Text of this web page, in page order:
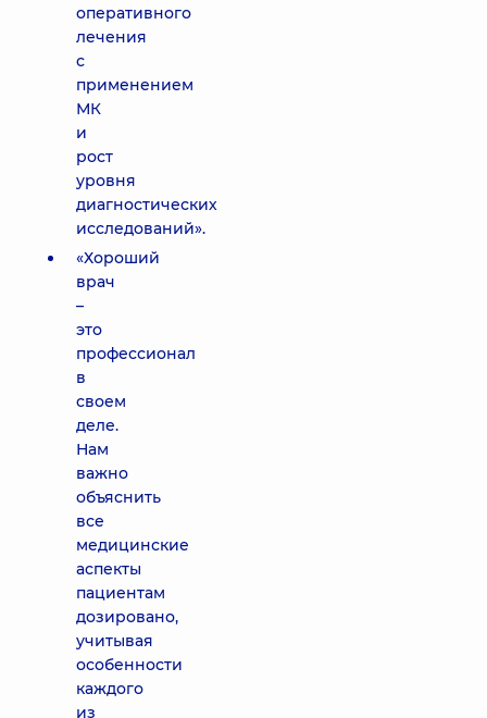
оперативного
лечения
с
применением
МК
и
рост
уровня
диагностических
исследований».
«Хороший
врач
–
это
профессионал
в
своем
деле.
Нам
важно
объяснить
все
медицинские
аспекты
пациентам
дозировано,
учитывая
особенности
каждого
из